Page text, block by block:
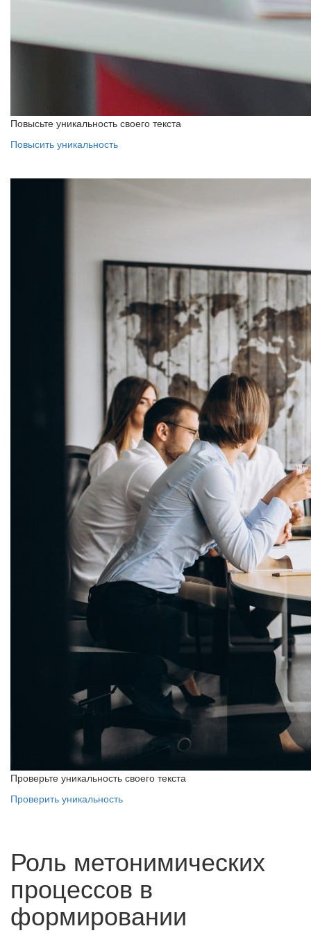
Повысьте уникальность своего текста
Повысить уникальность
Проверьте уникальность своего текста
Проверить уникальность
Роль метонимических
процессов в
формировании